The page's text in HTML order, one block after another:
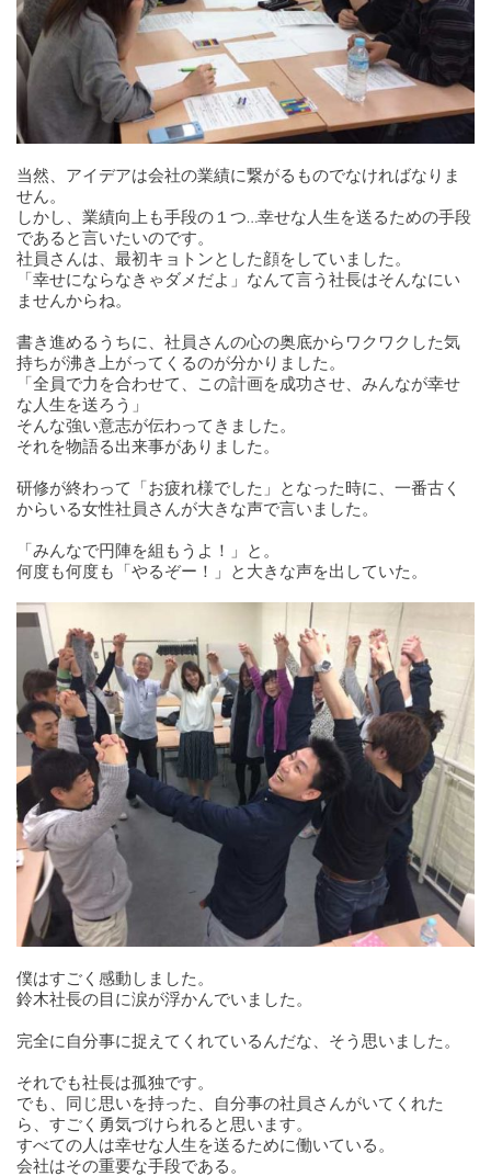
当然、アイデアは会社の業績に繋がるものでなければなりま
せん。
しかし、業績向上も手段の１つ…幸せな人生を送るための手段
であると言いたいのです。
社員さんは、最初キョトンとした顔をしていました。
「幸せにならなきゃダメだよ」なんて言う社長はそんなにい
ませんからね。
書き進めるうちに、社員さんの心の奥底からワクワクした気
持ちが沸き上がってくるのが分かりました。
「全員で力を合わせて、この計画を成功させ、みんなが幸せ
な人生を送ろう」
そんな強い意志が伝わってきました。
それを物語る出来事がありました。
研修が終わって「お疲れ様でした」となった時に、一番古く
からいる女性社員さんが大きな声で言いました。
「みんなで円陣を組もうよ！」と。
何度も何度も「やるぞー！」と大きな声を出していた。
僕はすごく感動しました。
鈴木社長の目に涙が浮かんでいました。
完全に自分事に捉えてくれているんだな、そう思いました。
それでも社長は孤独です。
でも、同じ思いを持った、自分事の社員さんがいてくれた
ら、すごく勇気づけられると思います。
すべての人は幸せな人生を送るために働いている。
会社はその重要な手段である。